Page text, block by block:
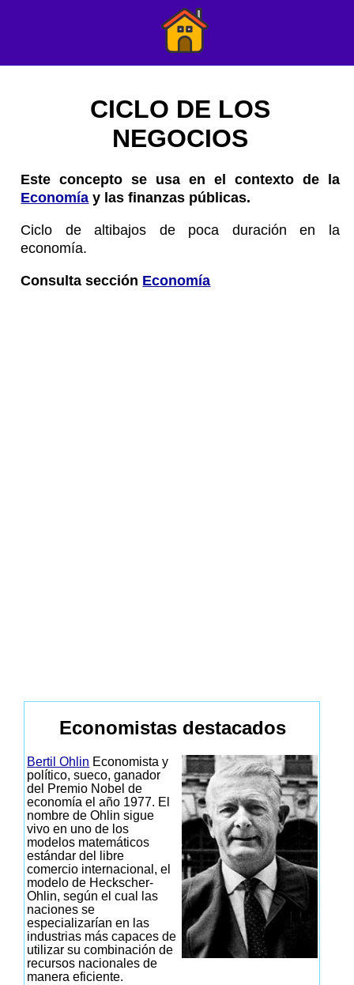
CICLO DE LOS
NEGOCIOS
Este concepto se usa en el contexto de la
Economía y las finanzas públicas.
Ciclo de altibajos de poca duración en la
economía.
Consulta sección Economía
Economistas destacados
Bertil Ohlin Economista y
político, sueco, ganador
del Premio Nobel de
economía el año 1977. El
nombre de Ohlin sigue
vivo en uno de los
modelos matemáticos
estándar del libre
comercio internacional, el
modelo de Heckscher-
Ohlin, según el cual las
naciones se
especializarían en las
industrias más capaces de
utilizar su combinación de
recursos nacionales de
manera eficiente.